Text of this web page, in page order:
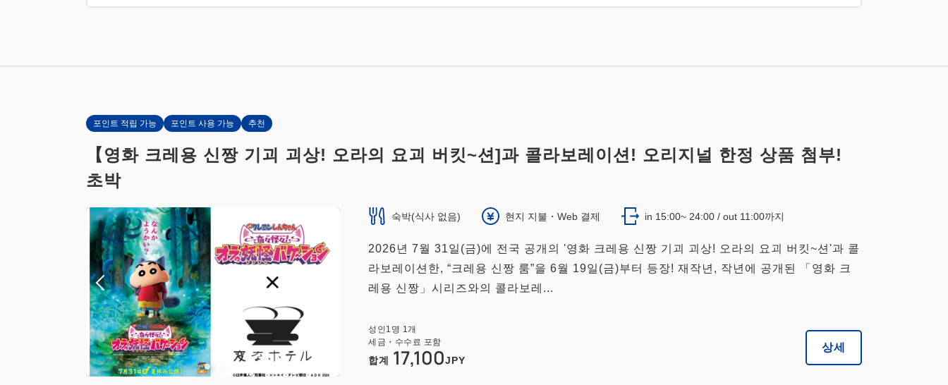
포인트 적립 가능 포인트 사용 가능 추천
【영화 크레용 신짱 기괴 괴상! 오라의 요괴 버킷~션]과 콜라보레이션! 오리지널 한정 상품 첨부!
초박
숙박(식사 없음) 현지 지불・Web 결제 in 15:00~ 24:00 / out 11:00까지
2026년 7월 31일(금)에 전국 공개의 '영화 크레용 신짱 기괴 괴상! 오라의 요괴 버킷~션'과 콜
라보레이션한, “크레용 신짱 룸”을 6월 19일(금)부터 등장! 재작년, 작년에 공개된 「영화 크
레용 신짱」시리즈와의 콜라보레...
성인 1 명 1개
세금・수수료 포함
합계 17,100JPY
상세